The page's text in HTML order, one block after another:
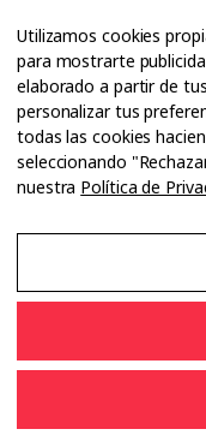
Ópticos
Cuadernos
Guías
Dossier
Anuarios
Ofertas de empleo
Utilizamos cookies
para mostrarte
elaborado a partir de
personalizar tus
todas las cookies
seleccionando
nuestra Política de